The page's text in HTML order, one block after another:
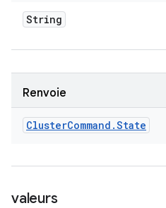
String
Renvoie
ClusterCommand .State
valeurs